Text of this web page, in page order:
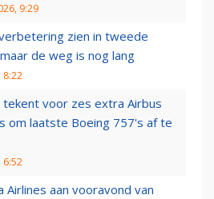
9:29
zien in tweede
de weg is nog lang
8:22
tekent voor zes extra Airbus
om laatste Boeing 757's af te
6:52
Airlines aan vooravond van